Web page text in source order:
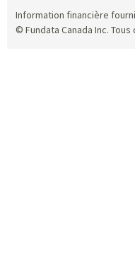
Information financière
© Fundata Canada Inc.